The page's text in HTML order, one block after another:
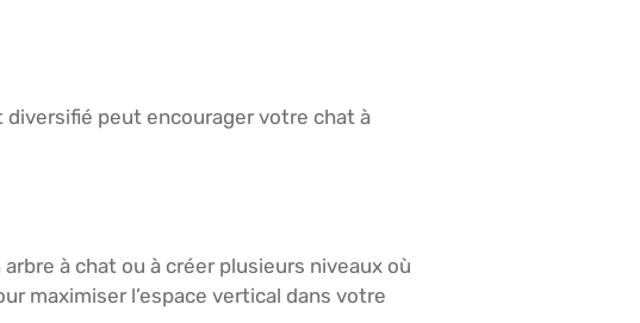
diversifié peut encourager votre chat à
à chat ou à créer plusieurs niveaux où
maximiser l’espace vertical dans votre